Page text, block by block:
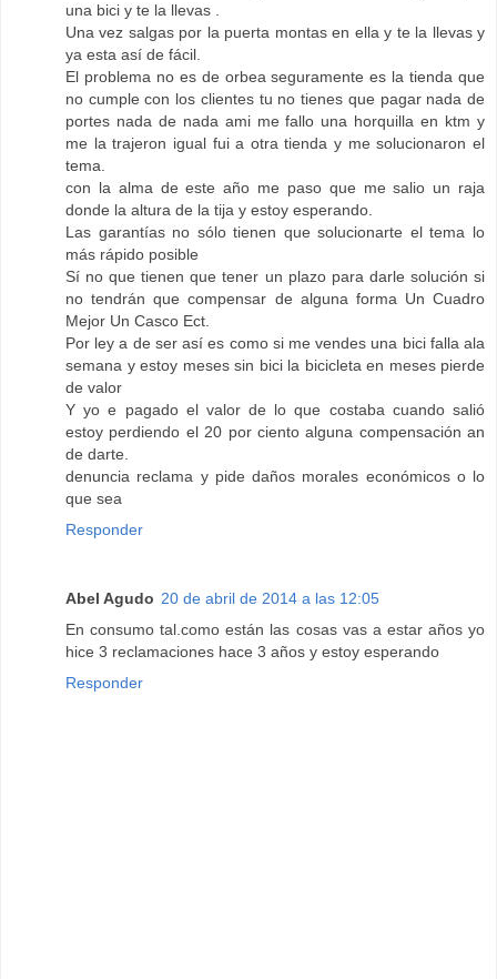
una bici y te la llevas .
Una vez salgas por la puerta montas en ella y te la llevas y
ya esta así de fácil.
El problema no es de orbea seguramente es la tienda que
no cumple con los clientes tu no tienes que pagar nada de
portes nada de nada ami me fallo una horquilla en ktm y
me la trajeron igual fui a otra tienda y me solucionaron el
tema.
con la alma de este año me paso que me salio un raja
donde la altura de la tija y estoy esperando.
Las garantías no sólo tienen que solucionarte el tema lo
más rápido posible
Sí no que tienen que tener un plazo para darle solución si
no tendrán que compensar de alguna forma Un Cuadro
Mejor Un Casco Ect.
Por ley a de ser así es como si me vendes una bici falla ala
semana y estoy meses sin bici la bicicleta en meses pierde
de valor
Y yo e pagado el valor de lo que costaba cuando salió
estoy perdiendo el 20 por ciento alguna compensación an
de darte.
denuncia reclama y pide daños morales económicos o lo
que sea
Responder
Abel Agudo 20 de abril de 2014 a las 12:05
En consumo tal.como están las cosas vas a estar años yo
hice 3 reclamaciones hace 3 años y estoy esperando
Responder